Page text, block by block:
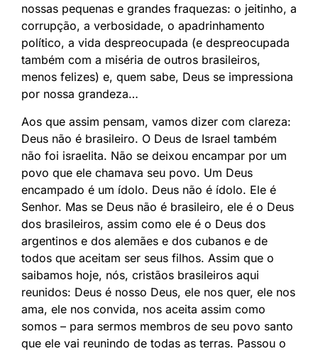
nossas pequenas e grandes fraquezas: o jeitinho, a
corrupção, a verbosidade, o apadrinhamento
político, a vida despreocupada (e despreocupada
também com a miséria de outros brasileiros,
menos felizes) e, quem sabe, Deus se impressiona
por nossa grandeza…
Aos que assim pensam, vamos dizer com clareza:
Deus não é brasileiro. O Deus de Israel também
não foi israelita. Não se deixou encampar por um
povo que ele chamava seu povo. Um Deus
encampado é um ídolo. Deus não é ídolo. Ele é
Senhor. Mas se Deus não é brasileiro, ele é o Deus
dos brasileiros, assim como ele é o Deus dos
argentinos e dos alemães e dos cubanos e de
todos que aceitam ser seus filhos. Assim que o
saibamos hoje, nós, cristãos brasileiros aqui
reunidos: Deus é nosso Deus, ele nos quer, ele nos
ama, ele nos convida, nos aceita assim como
somos – para sermos membros de seu povo santo
que ele vai reunindo de todas as terras. Passou o